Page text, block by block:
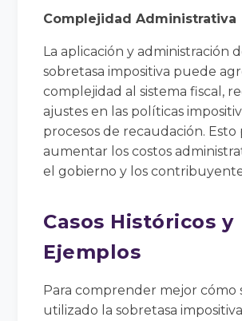
Complejidad Administrativa
La aplicación y administración
sobretasa impositiva puede
complejidad al sistema fiscal,
ajustes en las políticas
procesos de recaudación. Esto
aumentar los costos
el gobierno y los
Casos Históricos y
Ejemplos
Para comprender mejor cómo
utilizado la sobretasa